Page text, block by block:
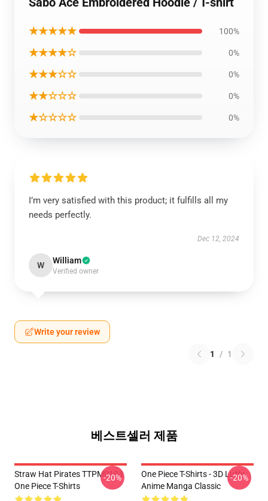
★★★★★ 100%
★★★★☆ 0%
★★★☆☆ 0%
★★☆☆☆ 0%
★☆☆☆☆ 0%
I’m very satisfied with this product; it fulfills all my
needs perfectly.
Dec 12, 2024
W William
Verified owner
Write your review
1 / 1
베스트셀러 제품
Straw Hat Pirates TTPM0104
One Piece T-Shirts
-20%
One Piece T-Shirts - 3D Luffy
Anime Manga Classic
-20%